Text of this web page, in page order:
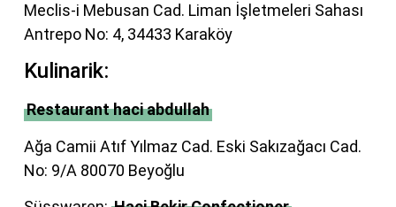
Meclis-i Mebusan Cad. Liman İşletmeleri Sahası
Antrepo No: 4, 34433 Karaköy
Kulinarik:
Restaurant haci abdullah
Ağa Camii Atıf Yılmaz Cad. Eski Sakızağacı Cad.
No: 9/A 80070 Beyoğlu